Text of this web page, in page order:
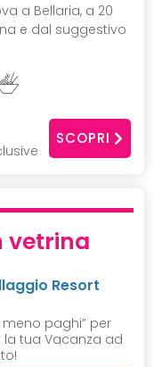
a Bellaria, a 20
e dal suggestivo
SCOPRI
vetrina
Resort
paghi” per
tua Vacanza ad